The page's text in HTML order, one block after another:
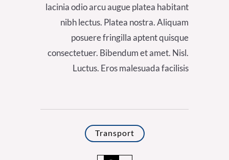
lacinia odio arcu augue platea habitant
nibh lectus. Platea nostra. Aliquam
posuere fringilla aptent quisque
consectetuer. Bibendum et amet. Nisl.
Luctus. Eros malesuada facilisis
Transport